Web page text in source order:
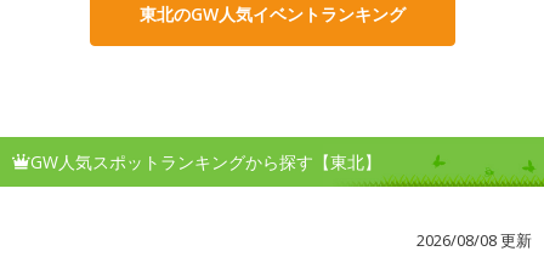
東北のGW人気イベントランキング
GW人気スポットランキングから探す【東北】
2026/08/08 更新